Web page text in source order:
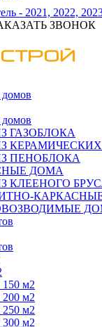
- 2021, 2022,
ЗВОНОК
домов
домов
ГАЗОБЛОКА
ПЕНОБЛОКА
ДОМА
КЛЕЕНОГО
150 м2
200 м2
250 м2
300 м2